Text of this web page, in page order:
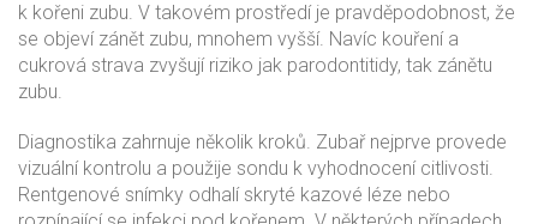
k kořeni zubu. V takovém prostředí je pravděpodobnost, že
se objeví zánět zubu, mnohem vyšší. Navíc kouření a
cukrová strava zvyšují riziko jak parodontitidy, tak zánětu
zubu.
Diagnostika zahrnuje několik kroků. Zubař nejprve provede
vizuální kontrolu a použije sondu k vyhodnocení citlivosti.
Rentgenové snímky odhalí skryté kazové léze nebo